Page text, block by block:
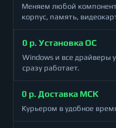
Меняем любой
корпус, память,
0 р. Установка ОС
Windows и все драйверы
сразу работает.
0 р. Доставка МСК
Курьером в удобное